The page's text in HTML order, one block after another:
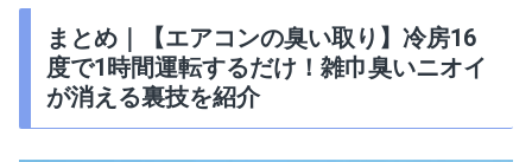
まとめ｜【エアコンの臭い取り】冷房16
度で1時間運転するだけ！雑巾臭いニオイ
が消える裏技を紹介